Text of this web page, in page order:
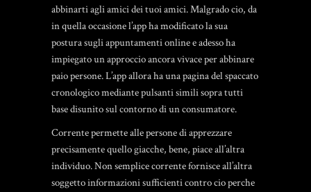
abbinarti agli amici dei tuoi amici. Malgrado cio, da
in quella occasione l’app ha modificato la sua
postura sugli appuntamenti online e adesso ha
impiegato un approccio ancora vivace per abbinare
paio persone. L’app allora ha una pagina del spaccato
cronologico mediante pulsanti simili sopra tutti
base disunito sul contorno di un consumatore.
Corrente permette alle persone di apprezzare
precisamente quello giacche, bene, piace all’altra
individuo. Non semplice corrente fornisce all’altra
soggetto informazioni sufficienti contro cio perche